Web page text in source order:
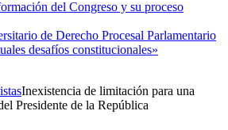
del Congreso y su proceso
de Derecho Procesal Parlamentario
desafíos constitucionales»
Inexistencia de limitación para una
Presidente de la República